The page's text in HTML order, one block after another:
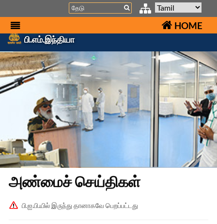
Search
HOME
பி.எம்.இந்தியா
அண்மைச் செய்திகள்
பி.ஐ.பி.யில் இருந்து தானாகவே பெறப்பட்டது